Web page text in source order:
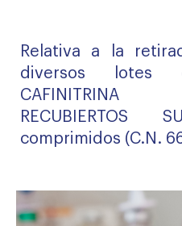
Relativa a la
diversos lotes
CAFINITRINA
RECUBIERTOS
comprimidos (C.N.